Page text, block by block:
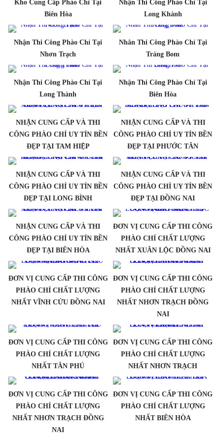
Kho Cung Cấp Phào Chỉ Tại
Biên Hòa
Nhận Thi Công Phào Chỉ Tại
Long Khánh
Nhận Thi Công Phào Chỉ Tại
Nhơn Trạch
Nhân Thi Công Phào Chỉ Tại
Trảng Bom
Nhận Thi Công Phào Chỉ Tại
Long Thành
Nhận Thi Công Phào Chỉ Tại
Biên Hòa
NHẬN CUNG CẤP VÀ THI
CÔNG PHÀO CHỈ UY TÍN BỀN
ĐẸP TẠI TAM HIỆP
NHẬN CUNG CẤP VÀ THI
CÔNG PHÀO CHỈ UY TÍN BỀN
ĐẸP TẠI PHƯỚC TÂN
NHẬN CUNG CẤP VÀ THI
CÔNG PHÀO CHỈ UY TÍN BỀN
ĐẸP TẠI LONG BÌNH
NHẬN CUNG CẤP VÀ THI
CÔNG PHÀO CHỈ UY TÍN BỀN
ĐẸP TẠI ĐỒNG NAI
NHẬN CUNG CẤP VÀ THI
CÔNG PHÀO CHỈ UY TÍN BỀN
ĐẸP TẠI BIÊN HÒA
ĐƠN VỊ CUNG CẤP THI CÔNG
PHÀO CHỈ CHẤT LƯỢNG
NHẤT XUÂN LỘC ĐỒNG NAI
ĐƠN VỊ CUNG CẤP THI CÔNG
PHÀO CHỈ CHẤT LƯỢNG
NHẤT VĨNH CỬU ĐỒNG NAI
ĐƠN VỊ CUNG CẤP THI CÔNG
PHÀO CHỈ CHẤT LƯỢNG
NHẤT NHƠN TRẠCH ĐỒNG
NAI
ĐƠN VỊ CUNG CẤP THI CÔNG
PHÀO CHỈ CHẤT LƯỢNG
NHẤT TÂN PHÚ
ĐƠN VỊ CUNG CẤP THI CÔNG
PHÀO CHỈ CHẤT LƯỢNG
NHẤT NHƠN TRẠCH
ĐƠN VỊ CUNG CẤP THI CÔNG
PHÀO CHỈ CHẤT LƯỢNG
NHẤT NHƠN TRẠCH ĐỒNG
NAI
ĐƠN VỊ CUNG CẤP THI CÔNG
PHÀO CHỈ CHẤT LƯỢNG
NHẤT BIÊN HÒA